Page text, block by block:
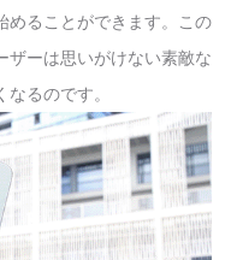
めることができます。この
ザーは思いがけない素敵な
るのです。